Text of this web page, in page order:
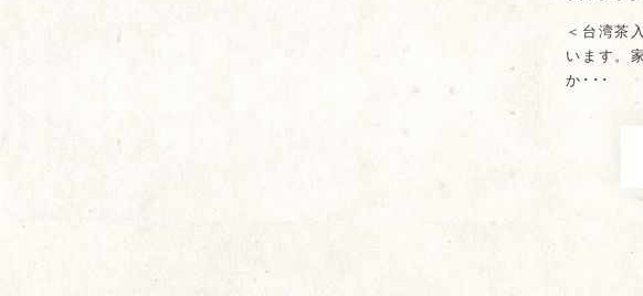
＜台湾茶
います。
か･･･